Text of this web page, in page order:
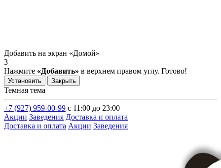
Добавить на экран «Домой»
3
Нажмите «Добавить» в верхнем правом углу. Готово!
Установить Закрыть
Темная тема
+7 (927) 959-00-99 с 11:00 до 23:00
Акции Заведения Доставка и оплата
Доставка и оплата Акции Заведения